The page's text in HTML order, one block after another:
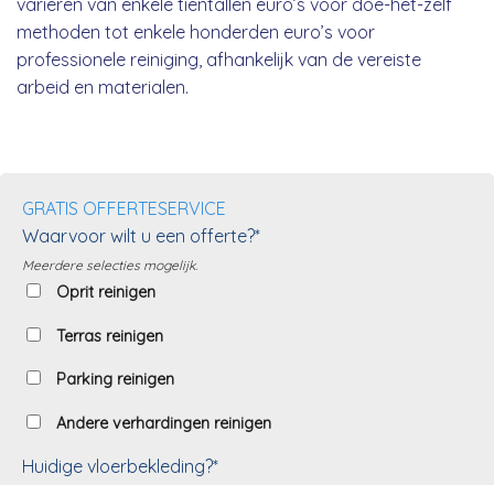
methoden tot enkele honderden euro’s voor
professionele reiniging, afhankelijk van de vereiste
arbeid en materialen.
GRATIS OFFERTESERVICE
Waarvoor wilt u een offerte?*
Meerdere selecties mogelijk.
Oprit reinigen
Terras reinigen
Parking reinigen
Andere verhardingen reinigen
Huidige vloerbekleding?*